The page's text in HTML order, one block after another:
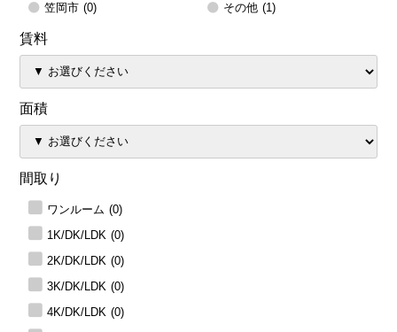
笠岡市 (0) その他 (1)
賃料
面積
間取り
ワンルーム (0)
1K/DK/LDK (0)
2K/DK/LDK (0)
3K/DK/LDK (0)
4K/DK/LDK (0)